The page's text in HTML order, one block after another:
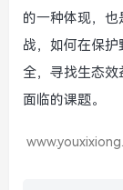
的一种体现，
战，如何在保
全，寻找生态
面临的课题。